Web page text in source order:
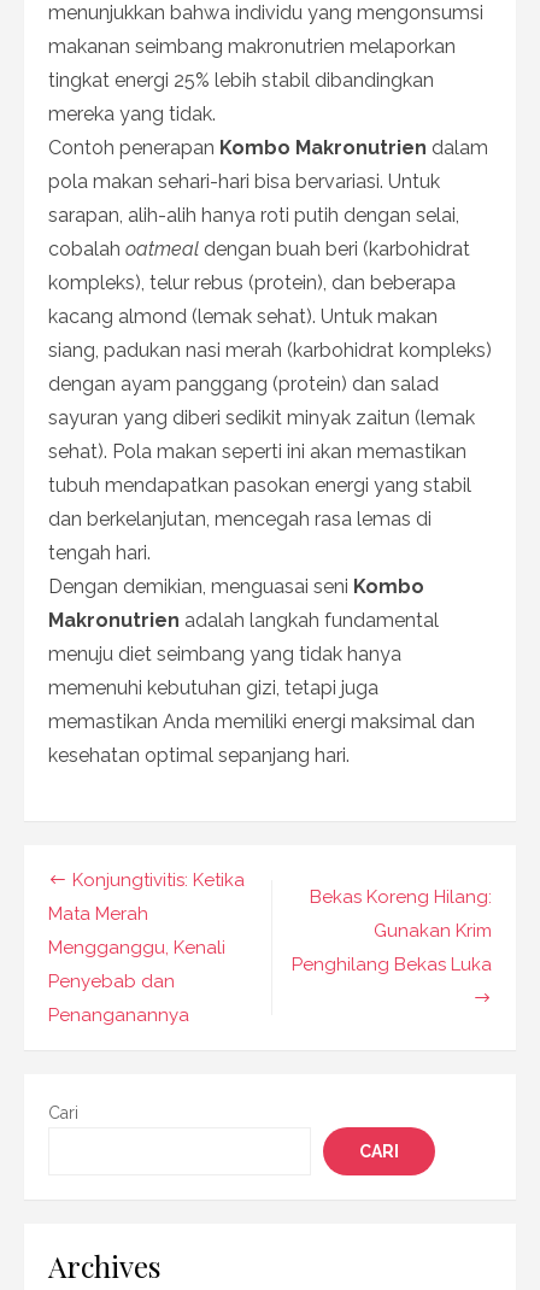
menunjukkan bahwa individu yang mengonsumsi
makanan seimbang makronutrien melaporkan
tingkat energi 25% lebih stabil dibandingkan
mereka yang tidak.
Contoh penerapan Kombo Makronutrien dalam
pola makan sehari-hari bisa bervariasi. Untuk
sarapan, alih-alih hanya roti putih dengan selai,
cobalah oatmeal dengan buah beri (karbohidrat
kompleks), telur rebus (protein), dan beberapa
kacang almond (lemak sehat). Untuk makan
siang, padukan nasi merah (karbohidrat kompleks)
dengan ayam panggang (protein) dan salad
sayuran yang diberi sedikit minyak zaitun (lemak
sehat). Pola makan seperti ini akan memastikan
tubuh mendapatkan pasokan energi yang stabil
dan berkelanjutan, mencegah rasa lemas di
tengah hari.
Dengan demikian, menguasai seni Kombo
Makronutrien adalah langkah fundamental
menuju diet seimbang yang tidak hanya
memenuhi kebutuhan gizi, tetapi juga
memastikan Anda memiliki energi maksimal dan
kesehatan optimal sepanjang hari.
Navigasi
pos
Bekas Koreng Hilang:
Gunakan Krim
Penghilang Bekas Luka
Konjungtivitis: Ketika
Mata Merah
Mengganggu, Kenali
Penyebab dan
Penanganannya
Cari
CARI
Archives